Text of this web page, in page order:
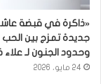
«ذاكرة في قبضة
جديدة تمزج بين
وحدود الجنون لـ علاء
24 مايو، 2026